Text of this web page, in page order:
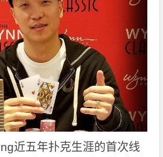
近五年扑克生涯的首次线